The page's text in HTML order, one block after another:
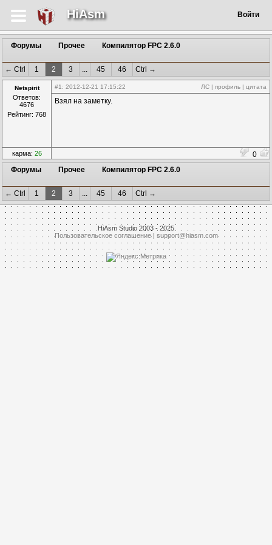
HiAsm Войти
Форумы Прочее Компилятор FPC 2.6.0
← Ctrl 1 2 3 ... 45 46 Ctrl →
Netspirit
Ответов:
4676
Рейтинг: 768
#1 : 2012-12-21 17:15:22 ЛС | профиль | цитата
Взял на заметку.
карма: 26
0
Форумы
Прочее Компилятор FPC 2.6.0
← Ctrl 1 2 3 ... 45 46 Ctrl →
HiAsm Studio 2003 - 2025
Пользовательское соглашение| support@hiasm.com